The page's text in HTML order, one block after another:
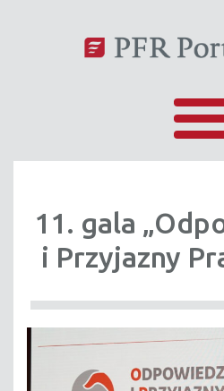
11. gala
i Przyjazny